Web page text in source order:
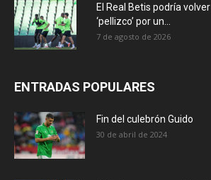
El Real Betis podría
‘pellizco’ por un...
7 de agosto de 2026
ENTRADAS POPULARES
Fin del culebrón Guido
30 de abril de 2024